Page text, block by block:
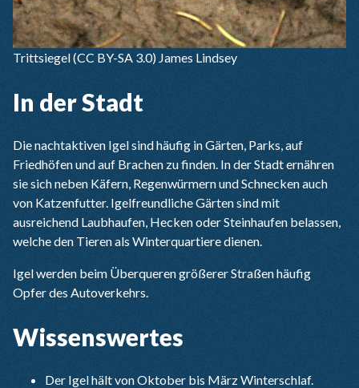
Trittsiegel(CC BY-SA 3.0) James Lindsey
In der Stadt
Die nachtaktiven Igel sind häufig in Gärten, Parks, auf
Friedhöfen und auf Brachen zu finden. In der Stadt ernähren
sie sich neben Käfern, Regenwürmern und Schnecken auch
von Katzenfutter. Igelfreundliche Gärten sind mit
ausreichend Laubhaufen, Hecken oder Steinhaufen belassen,
welche den Tieren als Winterquartiere dienen.
Igel werden beim Überqueren größerer Straßen häufig
Opfer des Autoverkehrs.
Wissenswertes
Der Igel hält von Oktober bis März Winterschlaf.